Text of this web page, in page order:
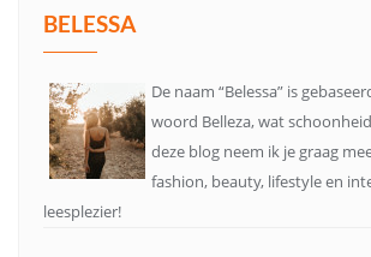
BELESSA
De naam “Belessa” is
woord Belleza, wat
deze blog neem ik je graag
fashion, beauty, lifestyle en
leesplezier!